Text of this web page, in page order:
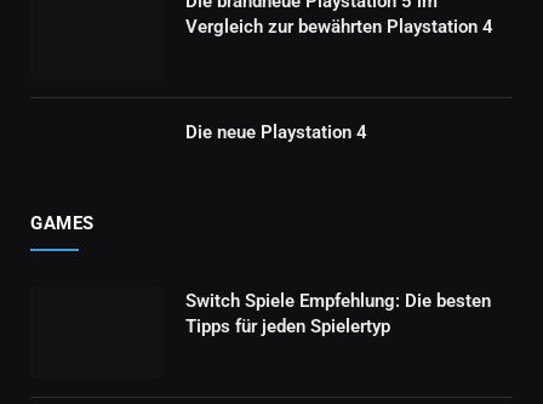
Vergleich zur bewährten Playstation 4
Die neue Playstation 4
GAMES
Switch Spiele Empfehlung: Die besten
Tipps für jeden Spielertyp